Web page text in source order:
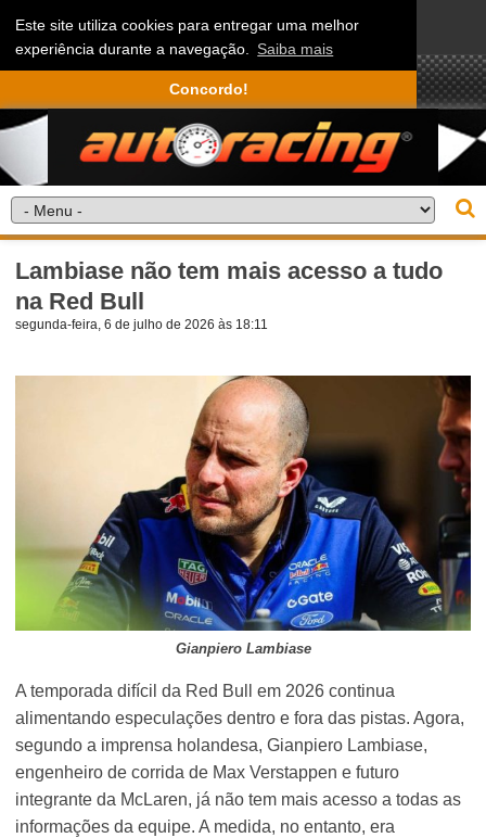
Este site utiliza cookies para entregar uma melhor
experiência durante a navegação. Saiba mais
Concordo!
Lambiase não tem mais acesso a tudo
na Red Bull
segunda-feira, 6 de julho de 2026 às 18:11
Gianpiero Lambiase
A temporada difícil da Red Bull em 2026 continua
alimentando especulações dentro e fora das pistas. Agora,
segundo a imprensa holandesa, Gianpiero Lambiase,
engenheiro de corrida de Max Verstappen e futuro
integrante da McLaren, já não tem mais acesso a todas as
informações da equipe. A medida, no entanto, era